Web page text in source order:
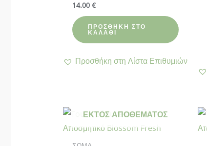
Βαθμολογήθηκε
4.78
από 5
14.00 €
ΠΡΟΣΘΉΚΗ ΣΤΟ
ΚΑΛΆΘΙ
Προσθήκη στη Λίστα Επιθυμιών
ΕΚΤΌΣ ΑΠΟΘΈΜΑΤΟΣ